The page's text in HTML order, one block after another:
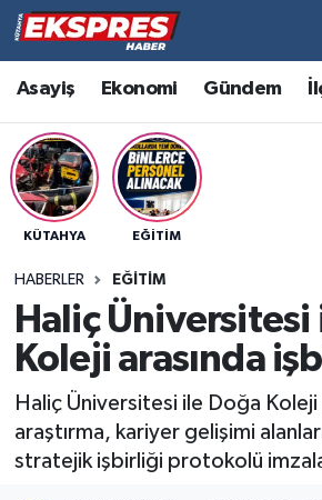
Asayiş Ekonomi Gündem
KÜTAHYA EĞITIM
HABERLER EĞITIM
Haliç Üniversitesi
Koleji arasında
Haliç Üniversitesi ile Doğa
araştırma, kariyer gelişimi
stratejik işbirliği protokolü
Altıntaş
Asayiş
Aslanapa
Bölge
Çavdarhisar
Domaniç
Hava Durumu
Trafik Durumu
Süper Lig Puan Durumu ve
Son Dakika Haberleri
Haber Arşivi